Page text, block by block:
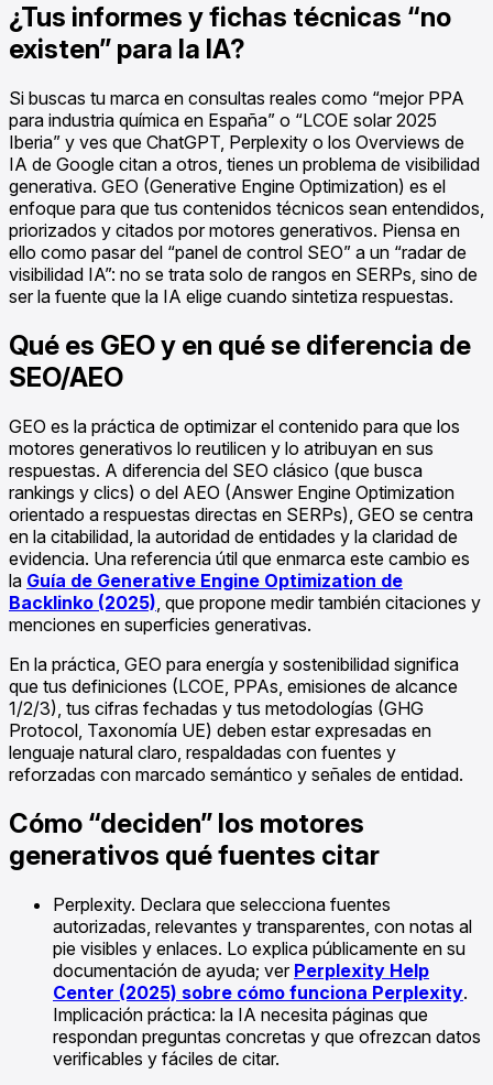
¿Tus informes y fichas técnicas “no
existen” para la IA?
Si buscas tu marca en consultas reales como “mejor PPA
para industria química en España” o “LCOE solar 2025
Iberia” y ves que ChatGPT, Perplexity o los Overviews de
IA de Google citan a otros, tienes un problema de visibilidad
generativa. GEO (Generative Engine Optimization) es el
enfoque para que tus contenidos técnicos sean entendidos,
priorizados y citados por motores generativos. Piensa en
ello como pasar del “panel de control SEO” a un “radar de
visibilidad IA”: no se trata solo de rangos en SERPs, sino de
ser la fuente que la IA elige cuando sintetiza respuestas.
Qué es GEO y en qué se diferencia de
SEO/AEO
GEO es la práctica de optimizar el contenido para que los
motores generativos lo reutilicen y lo atribuyan en sus
respuestas. A diferencia del SEO clásico (que busca
rankings y clics) o del AEO (Answer Engine Optimization
orientado a respuestas directas en SERPs), GEO se centra
en la citabilidad, la autoridad de entidades y la claridad de
evidencia. Una referencia útil que enmarca este cambio es
la Guía de Generative Engine Optimization de
Backlinko (2025), que propone medir también citaciones y
menciones en superficies generativas.
En la práctica, GEO para energía y sostenibilidad significa
que tus definiciones (LCOE, PPAs, emisiones de alcance
1/2/3), tus cifras fechadas y tus metodologías (GHG
Protocol, Taxonomía UE) deben estar expresadas en
lenguaje natural claro, respaldadas con fuentes y
reforzadas con marcado semántico y señales de entidad.
Cómo “deciden” los motores
generativos qué fuentes citar
Perplexity. Declara que selecciona fuentes
autorizadas, relevantes y transparentes, con notas al
pie visibles y enlaces. Lo explica públicamente en su
documentación de ayuda; ver Perplexity Help
Center (2025) sobre cómo funciona Perplexity.
Implicación práctica: la IA necesita páginas que
respondan preguntas concretas y que ofrezcan datos
verificables y fáciles de citar.